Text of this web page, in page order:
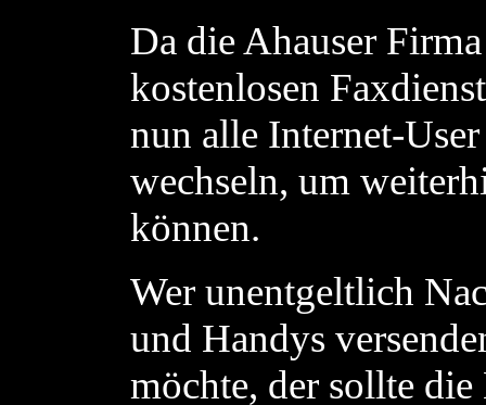
Da die Ahauser
kostenlosen
nun alle Internet-
wechseln, um
können.
Wer unentgeltlich
und Handys
möchte, der sollte